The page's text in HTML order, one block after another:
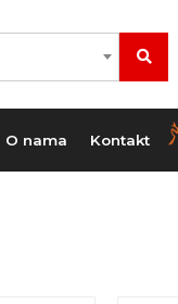
O nama Kontakt